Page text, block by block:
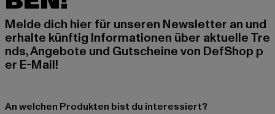
Melde dich hier für unseren Newsletter an und
erhalte künftig Informationen über aktuelle Tre
nds, Angebote und Gutscheine von DefShop p
er E-Mail!
An welchen Produkten bist du interessiert?